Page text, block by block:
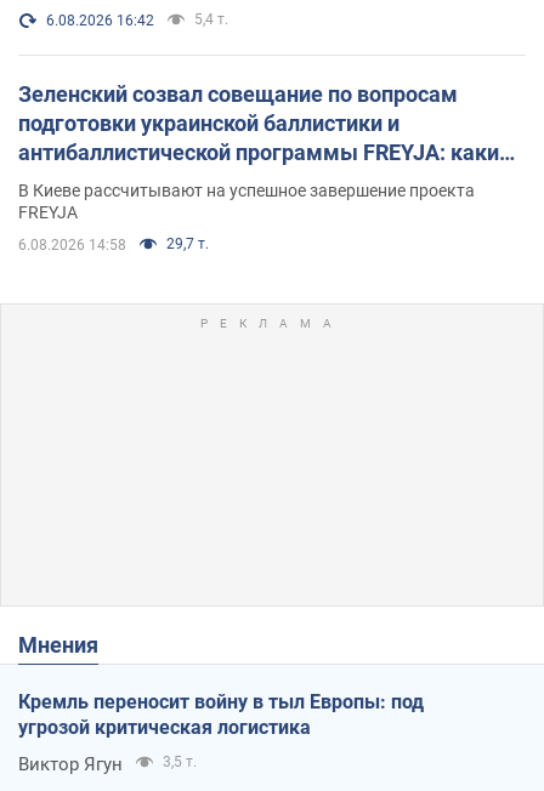
6.08.2026 16:42 5,4 т.
Зеленский созвал совещание по вопросам
подготовки украинской баллистики и
антибаллистической программы FREYJA: какие
решения готовятся
В Киеве рассчитывают на успешное завершение проекта
FREYJA
6.08.2026 14:58 29,7 т.
Мнения
Кремль переносит войну в тыл Европы: под
угрозой критическая логистика
Виктор Ягун 3,5 т.